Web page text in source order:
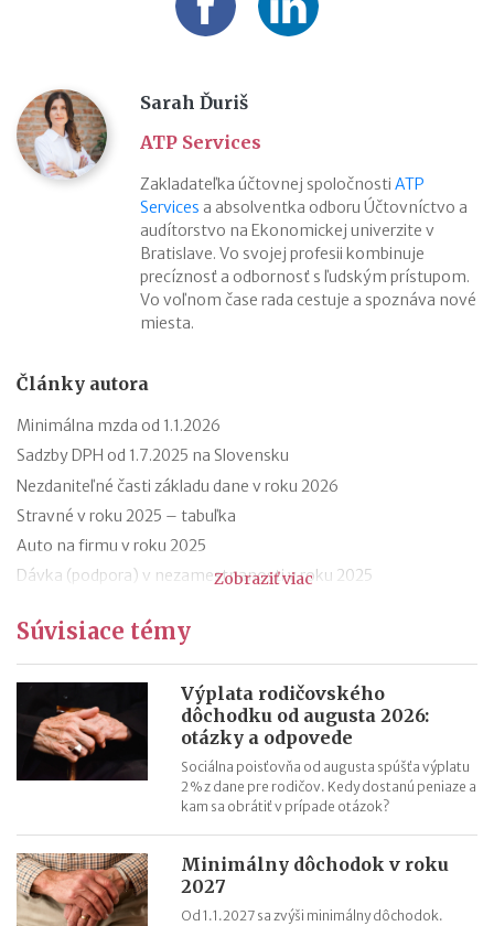
Sarah Ďuriš
ATP Services
Zakladateľka účtovnej spoločnosti ATP
Services a absolventka odboru Účtovníctvo a
audítorstvo na Ekonomickej univerzite v
Bratislave. Vo svojej profesii kombinuje
precíznosť a odbornosť s ľudským prístupom.
Vo voľnom čase rada cestuje a spoznáva nové
miesta.
Články autora
Minimálna mzda od 1.1.2026
Sadzby DPH od 1.7.2025 na Slovensku
Nezdaniteľné časti základu dane v roku 2026
Stravné v roku 2025 – tabuľka
Auto na firmu v roku 2025
Dávka (podpora) v nezamestnanosti v roku 2025
E-faktúra od roku 2027
Hranica príjmov pre (ne)platenie odvodov do Sociálnej
poisťovne za rok 2025 v roku 2026
Pripočítateľné a odpočítateľné položky k základu dane za rok
2024
Zobraziť viac
Súvisiace témy
Výplata rodičovského
dôchodku od augusta 2026:
otázky a odpovede
Sociálna poisťovňa od augusta spúšťa výplatu
2 % z dane pre rodičov. Kedy dostanú peniaze a
kam sa obrátiť v prípade otázok?
Minimálny dôchodok v roku
2027
Od 1.1.2027 sa zvýši minimálny dôchodok.